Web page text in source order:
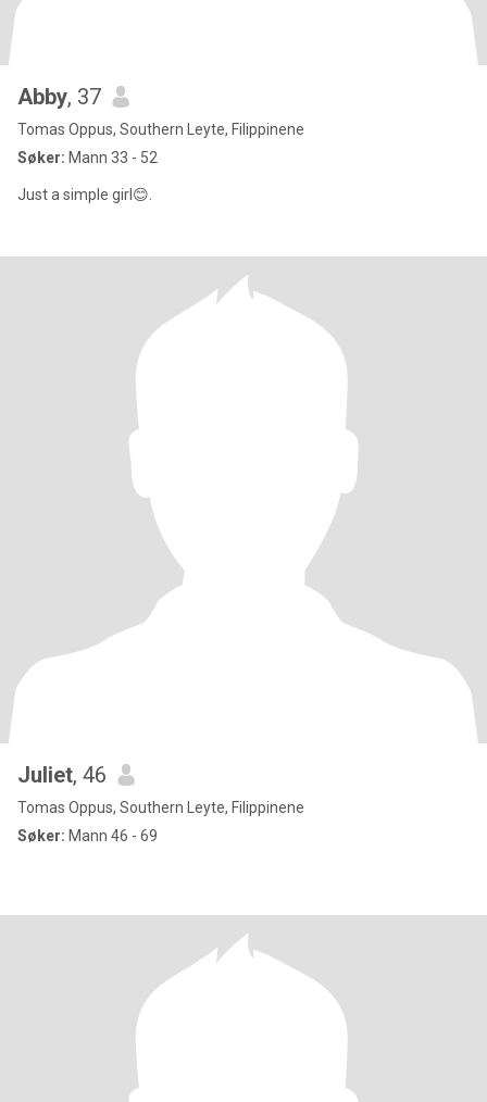
Abby, 37
Tomas Oppus, Southern Leyte, Filippinene
Søker: Mann 33 - 52
Just a simple girl😊.
Juliet, 46
Tomas Oppus, Southern Leyte, Filippinene
Søker: Mann 46 - 69